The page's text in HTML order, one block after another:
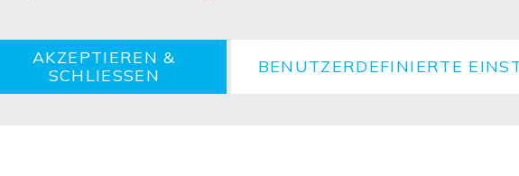
AGBsCookie Retouren
AKZEPTIEREN &
SCHLIESSEN
BENUTZERDEFINIERTE